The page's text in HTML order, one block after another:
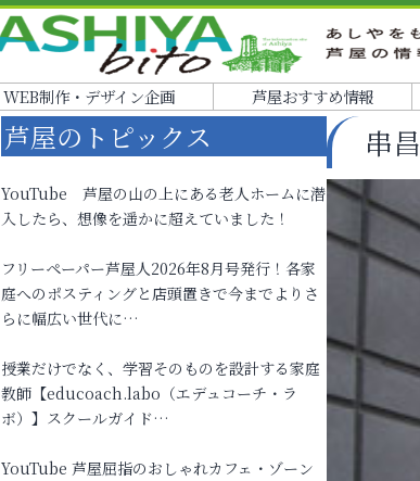
WEB制作・デザイン企画 芦屋おすすめ情報
串昌
芦屋のトピックス
YouTube 芦屋の山の上にある老人ホームに潜
入したら、想像を遥かに超えていました！
フリーペーパー芦屋人2026年8月号発行！各家
庭へのポスティングと店頭置きで今までよりさ
らに幅広い世代に…
授業だけでなく、学習そのものを設計する家庭
教師【educoach.labo（エデュコーチ・ラ
ボ）】スクールガイド…
YouTube 芦屋屈指のおしゃれカフェ・ゾーン